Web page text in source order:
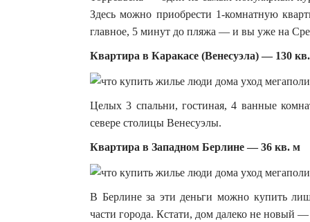
Здесь можно приобрести 1-комнатную
главное, 5 минут до пляжа — и вы уже на
Квартира в Каракасе (Венесуэла) — 130
Целых 3 спальни, гостиная, 4 ванные
севере столицы Венесуэлы.
Квартира в Западном Берлине — 36 кв. м
В Берлине за эти деньги можно купить
части города. Кстати, дом далеко не новый